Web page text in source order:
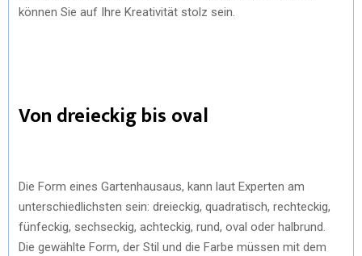
können Sie auf Ihre Kreativität stolz sein.
Von dreieckig bis oval
Die Form eines Gartenhausaus, kann laut Experten am
unterschiedlichsten sein: dreieckig, quadratisch, rechteckig,
fünfeckig, sechseckig, achteckig, rund, oval oder halbrund.
Die gewählte Form, der Stil und die Farbe müssen mit dem